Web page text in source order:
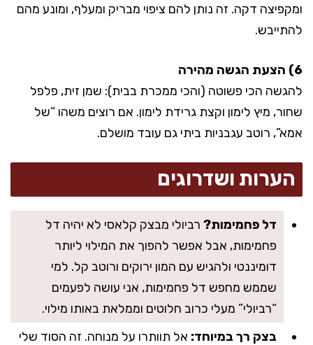
ומקפיצה דקה. זה נותן להם ציפוי מבריק ומעלף, ומונע מהם
להתייבש.
6) הצעת הגשה מהירה
להגשה הכי פשוטה (והכי ממכרת בבית): שמן זית, פלפל
שחור, מיץ לימון וקצת גרידת לימון. אם רוצים משהו “של
אמא”, רוטב עגבניות ביתי גם עובד מושלם.
הערות ושדרוגים
דל פחמימות? רביולי מבצק קלאסי לא יהיה דל
פחמימות, אבל אפשר להפוך את המילוי ליותר
דומיננטי ולהגיש עם המון ירוקים ורוטב קל. למי
שממש מחפש דל פחמימות, אני עושה לפעמים
“רביולי” מעלי כרוב חלוטים וממלאת באותו מילוי.
בצק רך במיוחד: אל תוותרו על מנוחה. זה הסוד שלי